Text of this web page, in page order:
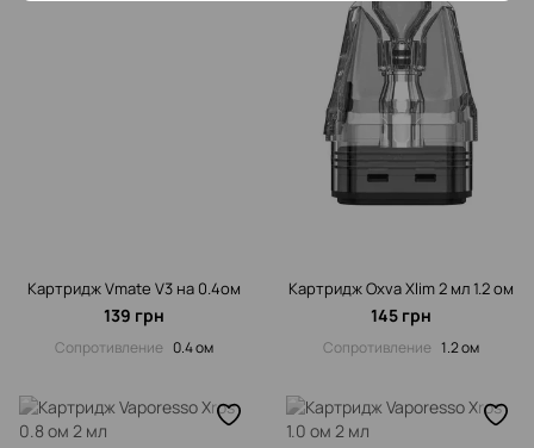
Картридж Vmate V3 на 0.4ом
139 грн
Сопротивление‌ 0.4 ом
Картридж Oxva Xlim 2 мл 1.2 ом
145 грн
Сопротивление‌ 1.2 ом